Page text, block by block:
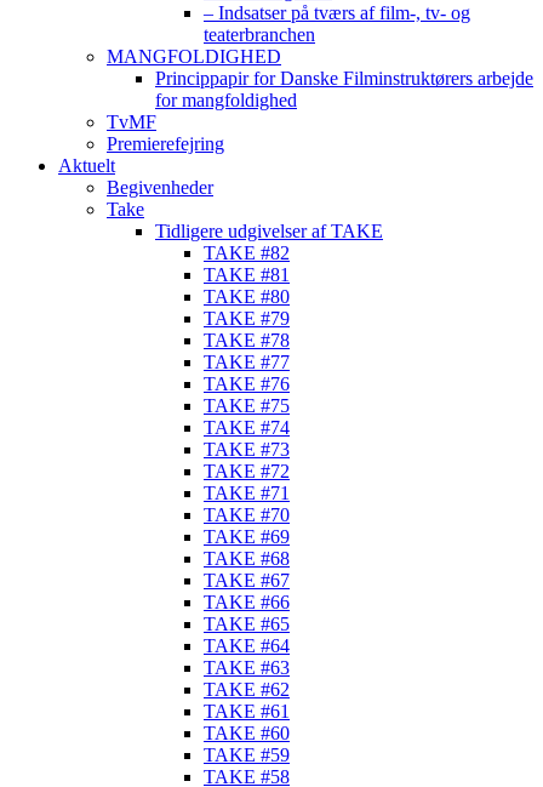
– Indsatser på tværs af film-, tv- og
teaterbranchen
MANGFOLDIGHED
Princippapir for Danske Filminstruktørers arbejde
for mangfoldighed
TvMF
Premierefejring
Aktuelt
Begivenheder
Take
Tidligere udgivelser af TAKE
TAKE #82
TAKE #81
TAKE #80
TAKE #79
TAKE #78
TAKE #77
TAKE #76
TAKE #75
TAKE #74
TAKE #73
TAKE #72
TAKE #71
TAKE #70
TAKE #69
TAKE #68
TAKE #67
TAKE #66
TAKE #65
TAKE #64
TAKE #63
TAKE #62
TAKE #61
TAKE #60
TAKE #59
TAKE #58